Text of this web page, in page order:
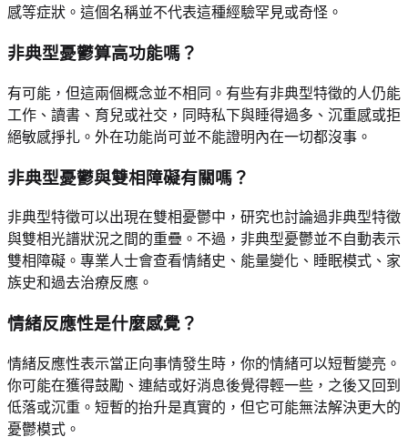
感等症狀。這個名稱並不代表這種經驗罕見或奇怪。
非典型憂鬱算高功能嗎？
有可能，但這兩個概念並不相同。有些有非典型特徵的人仍能
工作、讀書、育兒或社交，同時私下與睡得過多、沉重感或拒
絕敏感掙扎。外在功能尚可並不能證明內在一切都沒事。
非典型憂鬱與雙相障礙有關嗎？
非典型特徵可以出現在雙相憂鬱中，研究也討論過非典型特徵
與雙相光譜狀況之間的重疊。不過，非典型憂鬱並不自動表示
雙相障礙。專業人士會查看情緒史、能量變化、睡眠模式、家
族史和過去治療反應。
情緒反應性是什麼感覺？
情緒反應性表示當正向事情發生時，你的情緒可以短暫變亮。
你可能在獲得鼓勵、連結或好消息後覺得輕一些，之後又回到
低落或沉重。短暫的抬升是真實的，但它可能無法解決更大的
憂鬱模式。